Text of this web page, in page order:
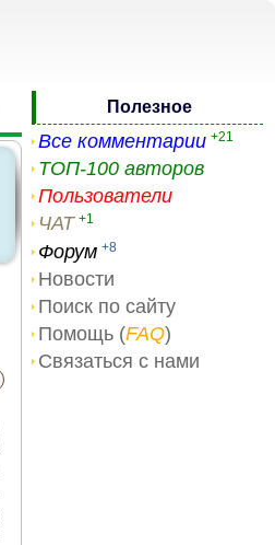
Полезное
Все комментарии +21
ТОП-100 авторов
Пользователи
ЧАТ +1
Форум +8
Новости
Поиск по сайту
Помощь (FAQ)
Связаться с нами